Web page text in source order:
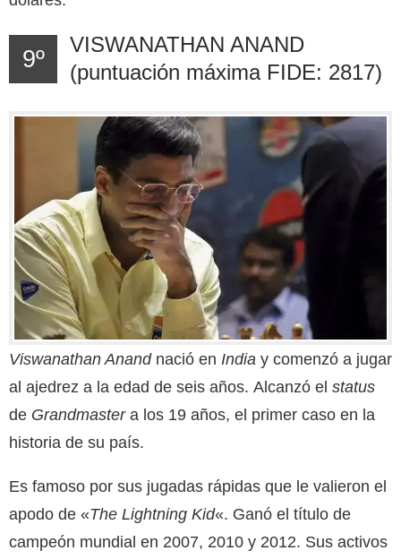
9º
VISWANATHAN ANAND
(puntuación máxima FIDE: 2817)
Viswanathan Anandnació en India y comenzó a jugar
al ajedrez a la edad de seis años. Alcanzó el status
de Grandmastera los 19 años, el primer caso en la
historia de su país.
Es famoso por sus jugadas rápidas que le valieron el
apodo de «The Lightning Kid«. Ganó el título de
campeón mundial en 2007, 2010 y 2012. Sus activos